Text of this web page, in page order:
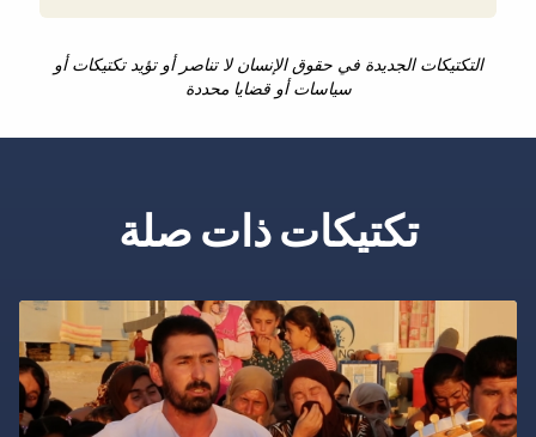
التكتيكات الجديدة في حقوق الإنسان لا تناصر أو تؤيد تكتيكات أو
سياسات أو قضايا محددة
تكتيكات ذات صلة